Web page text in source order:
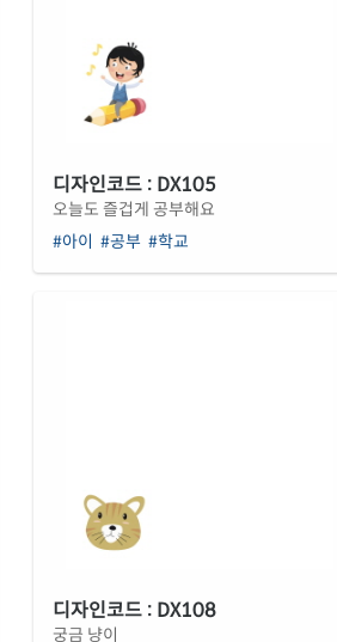
디자인코드 : DX105
오늘도 즐겁게 공부해요
#아이 #공부 #학교
디자인코드 : DX108
궁금 냥이